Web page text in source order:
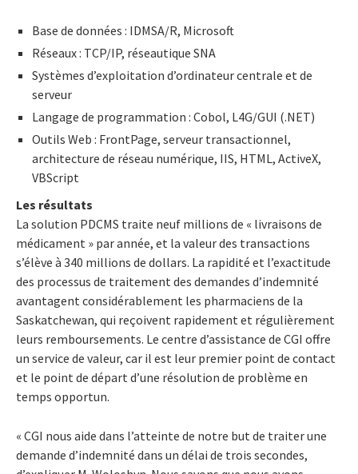
Base de données : IDMSA/R, Microsoft
Réseaux : TCP/IP, réseautique SNA
Systèmes d’exploitation d’ordinateur centrale et de
serveur
Langage de programmation : Cobol, L4G/GUI (.NET)
Outils Web : FrontPage, serveur transactionnel,
architecture de réseau numérique, IIS, HTML, ActiveX,
VBScript
Les résultats
La solution PDCMS traite neuf millions de « livraisons de
médicament » par année, et la valeur des transactions
s’élève à 340 millions de dollars. La rapidité et l’exactitude
des processus de traitement des demandes d’indemnité
avantagent considérablement les pharmaciens de la
Saskatchewan, qui reçoivent rapidement et régulièrement
leurs remboursements. Le centre d’assistance de CGI offre
un service de valeur, car il est leur premier point de contact
et le point de départ d’une résolution de problème en
temps opportun.
« CGI nous aide dans l’atteinte de notre but de traiter une
demande d’indemnité dans un délai de trois secondes,